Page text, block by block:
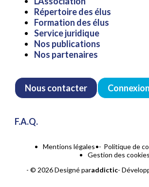
contenuRépertoire des élus
Formation des élus
Service juridique
Nos publications
Nos partenaires
Nous contacter
F.A.Q.
Connexion
Mentions légales
Politique de
Gestion des cookies
- © 2026 Designé paraddictic-